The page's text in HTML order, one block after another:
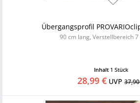
Übergangsprofil
90 cm lang, Verstellbereich 7
Inhalt 1 Stück
28,99 € UVP